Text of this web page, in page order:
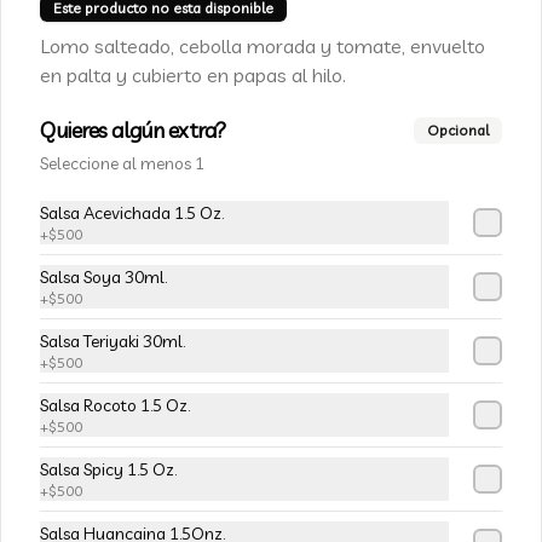
cebollín, envuelto en palta
Queso crema, champiñon furay y
cebollín frito en tempura.
$5.490$6.490
115-Vivian Rolls
Palta, champiñon furay, cebollín,
salsa teriyaki, cubierto de mix de papas
nativas
Este producto no esta disponible
Lomo salteado, cebolla morada y tomate, envuelto
en palta y cubierto en papas al hilo.
Quieres algún extra? Opcional
Seleccione al menos 1
Salsa Acevichada 1.5 Oz.
+$500
Salsa Soya 30ml.
+$500
Salsa Teriyaki 30ml.
+$500
Salsa Rocoto 1.5 Oz.
+$500
Salsa Spicy 1.5 Oz.
+$500
Salsa Huancaina 1.5Onz.